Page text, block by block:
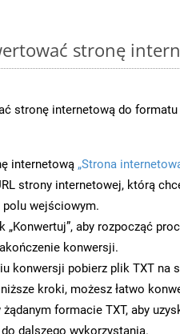
stronę
stronę internetową do formatu
internetową „Strona
strony internetowej, którą
polu wejściowym.
„Konwertuj”, aby rozpocząć
konwersji.
konwersji pobierz plik TXT na
kroki, możesz łatwo
formacie TXT, aby
dalszego wykorzystania.